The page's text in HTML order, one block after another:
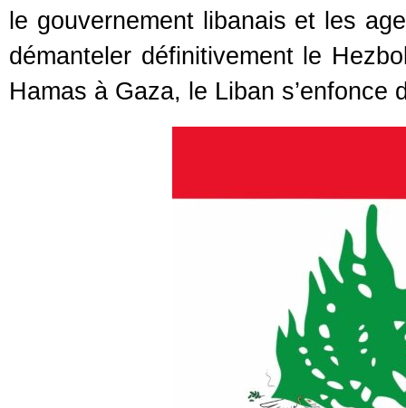
le gouvernement libanais et les
démanteler définitivement le
Hamas à Gaza, le Liban